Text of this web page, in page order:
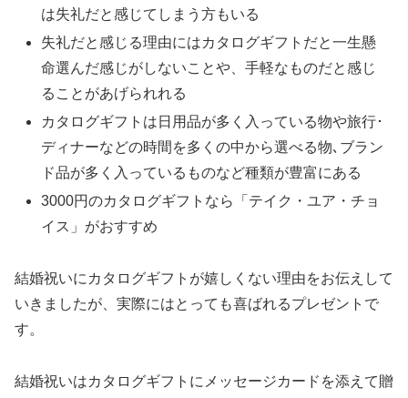
は失礼だと感じてしまう方もいる
失礼だと感じる理由にはカタログギフトだと一生懸
命選んだ感じがしないことや、手軽なものだと感じ
ることがあげられれる
カタログギフトは日用品が多く入っている物や旅行･
ディナーなどの時間を多くの中から選べる物､ブラン
ド品が多く入っているものなど種類が豊富にある
3000円のカタログギフトなら「テイク・ユア・チョ
イス」がおすすめ
結婚祝いにカタログギフトが嬉しくない理由をお伝えして
いきましたが、実際にはとっても喜ばれるプレゼントで
す。
結婚祝いはカタログギフトにメッセージカードを添えて贈